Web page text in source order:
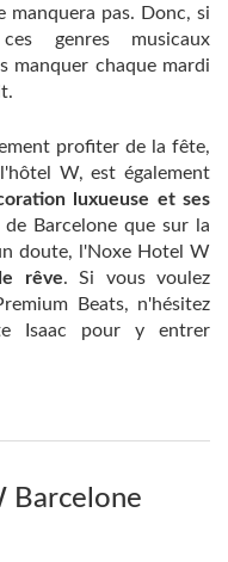
manquera pas. Donc, si
genres musicaux
manquer chaque mardi
profiter de la fête,
W, est également
luxueuse et ses
Barcelone que sur la
doute, l'Noxe Hotel W
rêve. Si vous voulez
Beats, n'hésitez
Isaac pour y entrer
Barcelone